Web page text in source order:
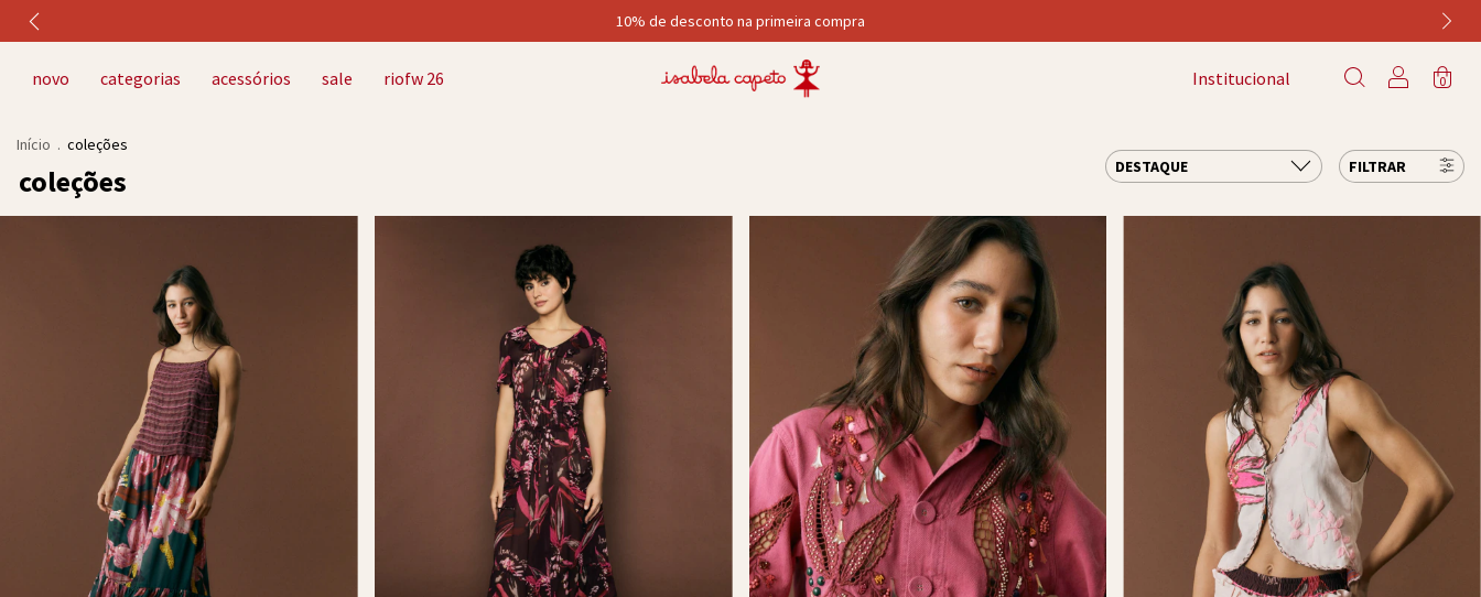
10% de desconto na primeira compra
novo categorias acessórios sale riofw 26 Institucional 0
Início . coleções
coleções FILTRAR